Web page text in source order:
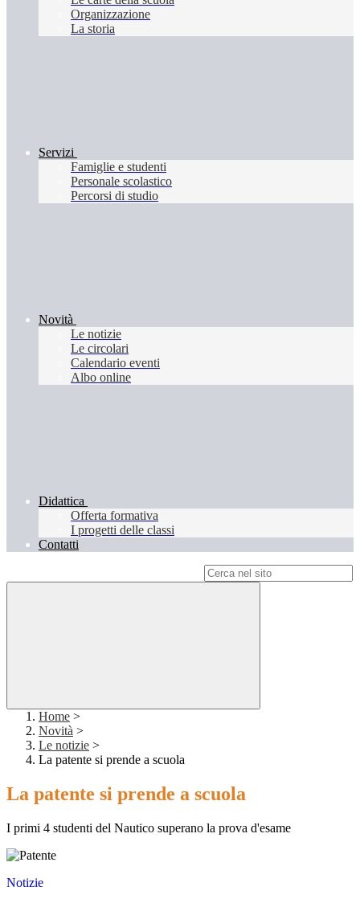
Organizzazione
La storia
Servizi
Famiglie e studenti
Personale scolastico
Percorsi di studio
Novità
Le notizie
Le circolari
Calendario eventi
Albo online
Didattica
Offerta formativa
I progetti delle classi
Contatti
Home >
Novità >
Le notizie >
La patente si prende a scuola
La patente si prende a scuola
I primi 4 studenti del Nautico superano la prova d'esame
Notizie